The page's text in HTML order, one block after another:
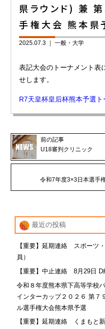
県ラウンド) 兼
手権大会 熊本県
2025.07.3 ｜一般・大学
表記大会のトーナメント表
せします。
R7天皇杯皇后杯熊本予選
前の記事
U18審判クリニック
令和7年度3×3日本選手
最近の投稿
【重要】延期連絡 スポーツ
員）
【重要】中止連絡 8月29日
令和８年度熊本県下高等学校
インターカップ２０２６ 第７
ル選手権大会熊本県予選
【重要】延期連絡 くまもと